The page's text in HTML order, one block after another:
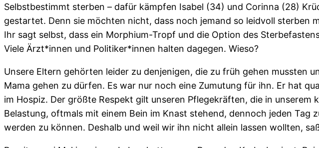
Selbstbestimmt sterben – dafür kämpfen Isabel (34) und Corinna (28)
gestartet. Denn sie möchten nicht, dass noch jemand so leidvoll sterben
Ihr sagt selbst, dass ein Morphium-Tropf und die Option des
Viele Ärzt*innen und Politiker*innen halten dagegen. Wieso?
Unsere Eltern gehörten leider zu denjenigen, die zu früh gehen mussten
Mama gehen zu dürfen. Es war nur noch eine Zumutung für ihn. Er hat
im Hospiz. Der größte Respekt gilt unseren Pflegekräften, die in
Belastung, oftmals mit einem Bein im Knast stehend, dennoch jeden
werden zu können. Deshalb und weil wir ihn nicht allein lassen wollten,